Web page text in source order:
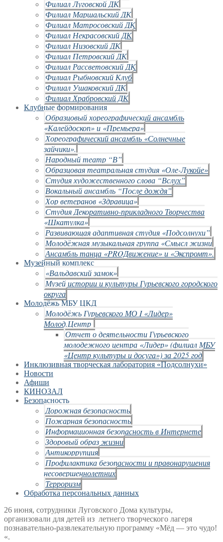
Филиал Луговской ДК
Филиал Маршальский ДК
Филиал Матросовский ДК
Филиал Некрасовский ДК
Филиал Низовский ДК
Филиал Петровский ДК
Филиал Рассветовский ДК
Филиал Рыбновский Клуб
Филиал Ушаковский ДК
Филиал Храбровский ДК
Клубные формирования
Образцовый хореографический ансамбль
«Калейдоскоп» и «Премьера»
Хореографический ансамбль «Солнечные
зайчики».
Народный театр “В”
Образцовая театральная студия «Оле-Лукойе»
Студия художественного слова “Вслух”
Вокальный ансамбль “После дождя”
Хор ветеранов «Здравица»
Студия Декоративно-прикладного Творчества
«Шкатулка»
Развивающая адаптивная студия «Подсолнухи”
Молодёжная музыкальная группа «Смысл жизни
Ансамбль танца «PROДвижение» и «Экспромт».
Музейный комплекс
«Вальдавский замок»
Музей истории и культуры Гурьевского городского
округа
Молодёжь МБУ ЦКД
Молодёжь Гурьевского МО I «Лидер»
Молод.Центр
Отчет о деятельности Гурьевского
молодежного центра «Лидер» (филиал МБУ
«Центр культуры и досуга») за 2025 год
Инклюзивная творческая лаборатория «Подсолнухи»
Новости
Афиши
КИНОЗАЛ
Безопасность
Дорожная безопасность
Пожарная безопасность
Информационная безопасность в Интернете
Здоровый образ жизни
Антикоррупция
Профилактика безопасности и правонарушения
несовершеннолетних
Терроризм
Обработка персональных данных
26 июня, сотрудники Луговского Дома культуры,
организовали для детей из летнего творческого лагеря
познавательно-развлекательную программу «Мёд — это чудо!
«.